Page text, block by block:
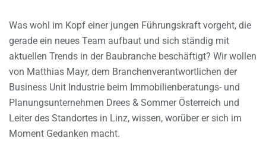
Was wohl im Kopf einer jungen Führungskraft vorgeht, die
gerade ein neues Team aufbaut und sich ständig mit
aktuellen Trends in der Baubranche beschäftigt? Wir wollen
von Matthias Mayr, dem Branchenverantwortlichen der
Business Unit Industrie beim Immobilienberatungs- und
Planungsunternehmen Drees & Sommer Österreich und
Leiter des Standortes in Linz, wissen, worüber er sich im
Moment Gedanken macht.